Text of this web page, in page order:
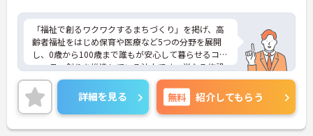
「福祉で創るワクワクするまちづくり」を掲げ、高
齢者福祉をはじめ保育や医療など5つの分野を展開
し、0歳から100歳まで誰もが安心して暮らせるコミ
ュニティ創りを推進している法人です。単なる施設
運営にとどまらず、地域を丸ごと元気にするスケー
ルの大きな社会貢献に携わることができます。現場
では画一的なケアではなく、利用者様の生活歴や価
値観、趣味や食の好みに至るまで「その人らしさ」
を尊重した個別性の高いケアを実践。ご家族との絆
詳細を見る 無料 紹介してもらう